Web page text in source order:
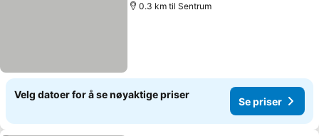
0.3 km til Sentrum
Velg datoer for å se nøyaktige priser
Se priser